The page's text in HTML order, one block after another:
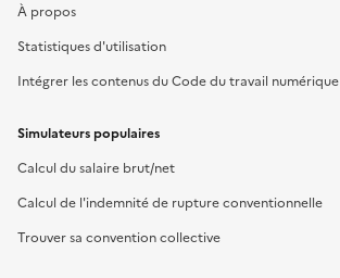
À propos
Statistiques d'utilisation
Intégrer les contenus du Code du travail numérique
Simulateurs populaires
Calcul du salaire brut/net
Calcul de l'indemnité de rupture conventionnelle
Trouver sa convention collective